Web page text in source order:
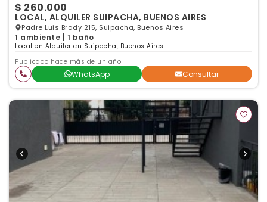
$ 260.000
LOCAL, ALQUILER SUIPACHA, BUENOS AIRES
Padre Luis Brady 215, Suipacha, Buenos Aires
1 ambiente | 1 baño
Local en Alquiler en Suipacha, Buenos Aires
Publicado hace más de un año
WhatsApp Consultar